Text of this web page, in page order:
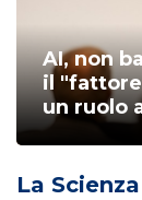
AI, non
il
un ruolo
La